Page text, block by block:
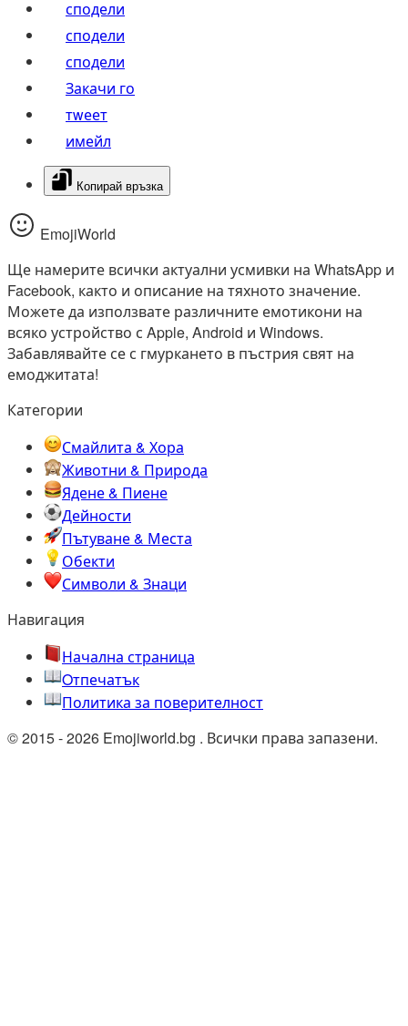
сподели
сподели
сподели
Закачи го
тwеет
имейл
Копирай връзка
EmojiWorld
Ще намерите всички актуални усмивки на WhatsApp и
Facebook, както и описание на тяхното значение.
Можете да използвате различните емотикони на
всяко устройство с Apple, Android и Windows.
Забавлявайте се с гмуркането в пъстрия свят на
емоджитата!
Категории
Смайлита & Хора
Животни & Природа
Ядене & Пиене
Дейности
Пътуване & Места
Обекти
Символи & Знаци
Навигация
Начална страница
Oтпечатък
Политика за поверителност
© 2015 - 2026 Emojiworld.bg . Всички права запазени.